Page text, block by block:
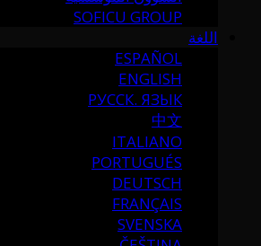
SOFICU GROUP
اللغة
ESPAÑOL
ENGLISH
РУССК. ЯЗЫК
中文
ITALIANO
PORTUGUÉS
DEUTSCH
FRANÇAIS
SVENSKA